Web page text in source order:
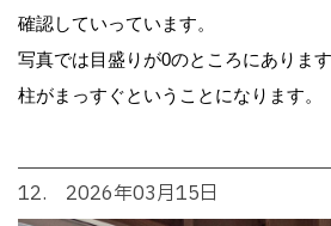
確認していっています。
写真では目盛りが0のところにありま
柱がまっすぐということになります。
12. 2026年03月15日